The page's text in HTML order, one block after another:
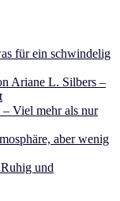
für ein schwindelig
Ariane L. Silbers –
Viel mehr als nur
aber wenig
und